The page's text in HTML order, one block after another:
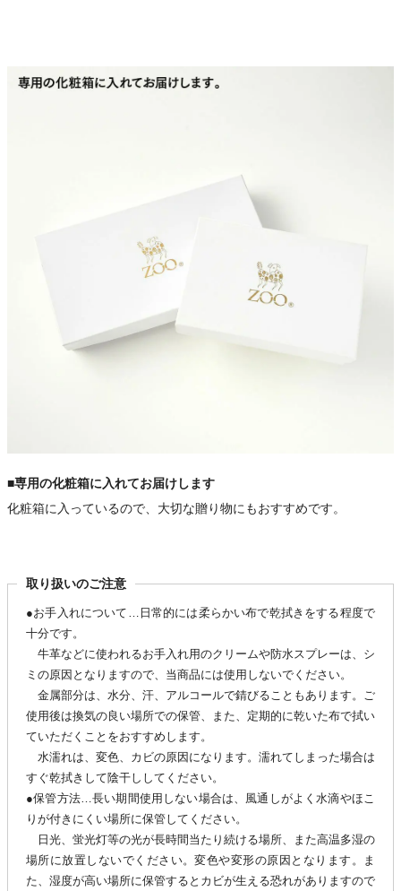
■専用の化粧箱に入れてお届けします
化粧箱に入っているので、大切な贈り物にもおすすめです。
取り扱いのご注意
●お手入れについて…日常的には柔らかい布で乾拭きをする程度で
十分です。
牛革などに使われるお手入れ用のクリームや防水スプレーは、シ
ミの原因となりますので、当商品には使用しないでください。
金属部分は、水分、汗、アルコールで錆びることもあります。ご
使用後は換気の良い場所での保管、また、定期的に乾いた布で拭い
ていただくことをおすすめします。
水濡れは、変色、カビの原因になります。濡れてしまった場合は
すぐ乾拭きして陰干ししてください。
●保管方法…長い期間使用しない場合は、風通しがよく水滴やほこ
りが付きにくい場所に保管してください。
日光、蛍光灯等の光が長時間当たり続ける場所、また高温多湿の
場所に放置しないでください。変色や変形の原因となります。ま
た、湿度が高い場所に保管するとカビが生える恐れがありますので